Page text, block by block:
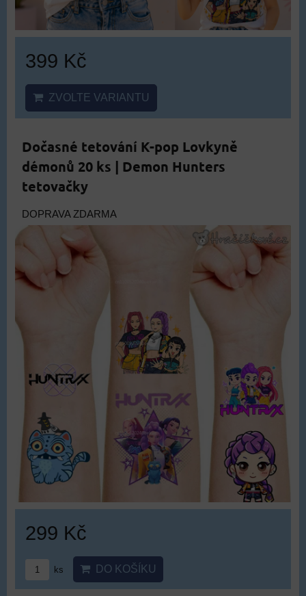
399 Kč
ZVOLTE VARIANTU
Dočasné tetování K-pop Lovkyně
démonů 20 ks | Demon Hunters
tetovačky
DOPRAVA ZDARMA
299 Kč
ks DO KOŠÍKU